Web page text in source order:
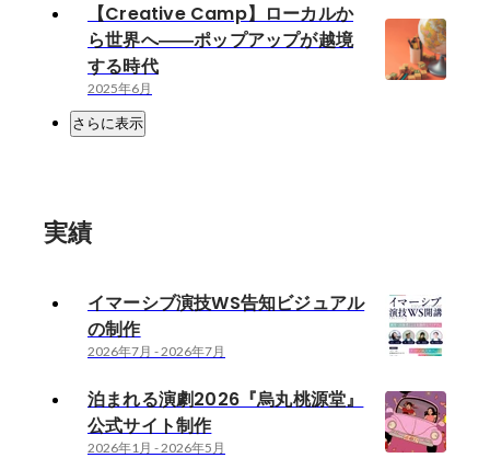
【Creative Camp】ローカルか
ら世界へ――ポップアップが越境
する時代
2025年6月
さらに表示
実績
イマーシブ演技WS告知ビジュアル
の制作
2026年7月 -2026年7月
泊まれる演劇2026『烏丸桃源堂』
公式サイト制作
2026年1月 -2026年5月